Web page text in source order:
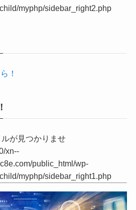
xn--
myphp/sidebar_right2.php
！
が見つかりませ
xn--
public_html/wp-
myphp/sidebar_right1.php